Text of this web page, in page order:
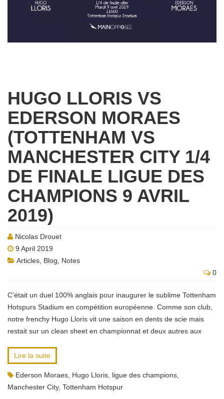
HUGO LLORIS VS
EDERSON MORAES
(TOTTENHAM VS
MANCHESTER CITY 1/4
DE FINALE LIGUE DES
CHAMPIONS 9 AVRIL
2019)
Nicolas Drouet
9 April 2019
Articles Blog
Notes
0
C’était un duel 100% anglais pour inaugurer le sublime Tottenham
Hotspurs Stadium en compétition européenne. Comme son club,
notre frenchy Hugo Lloris vit une saison en dents de scie mais
restait sur un clean sheet en championnat et deux autres aux
Lire la suite
Ederson Moraes Hugo Lloris ligue des champions
Manchester City, Tottenham Hotspur